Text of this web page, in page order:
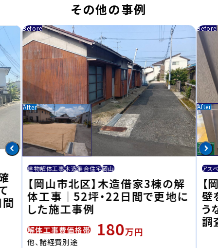
その他の事例
建物解体工事木造集合住宅岡山
【岡山市北区】木造借家3棟の解
体工事｜52坪・22日間で更地に
した施工事例
解体工事費価格帯 180万円
他、諸経費別途
アス
【
壁
う
調